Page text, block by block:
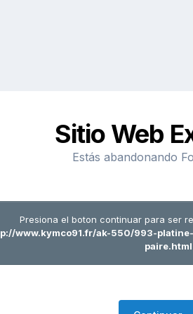
Sitio Web
Estás abandonando
Presiona el boton continuar para ser
www.kymco91.fr/ak-550/993-
paire.html